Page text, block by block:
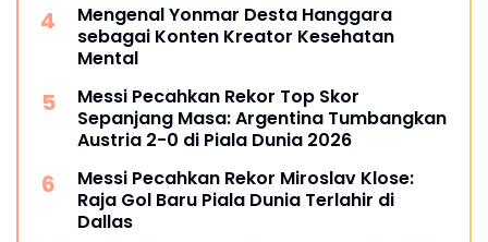
Mengenal Yonmar Desta Hanggara
sebagai Konten Kreator Kesehatan
Mental
Messi Pecahkan Rekor Top Skor
Sepanjang Masa: Argentina Tumbangkan
Austria 2-0 di Piala Dunia 2026
Messi Pecahkan Rekor Miroslav Klose:
Raja Gol Baru Piala Dunia Terlahir di
Dallas